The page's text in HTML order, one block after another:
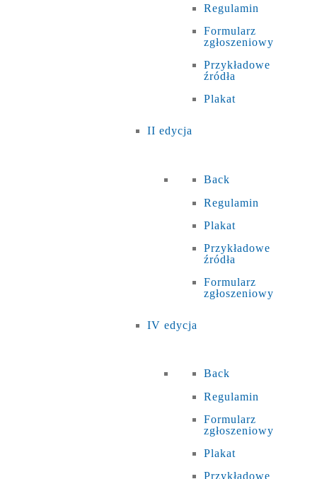
Regulamin
Formularz
zgłoszeniowy
Przykładowe
źródła
Plakat
II edycja
Back
Regulamin
Plakat
Przykładowe
źródła
Formularz
zgłoszeniowy
IV edycja
Back
Regulamin
Formularz
zgłoszeniowy
Plakat
Przykładowe